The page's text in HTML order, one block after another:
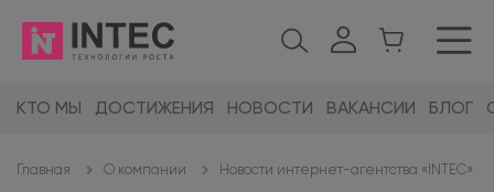
КТО МЫ ДОСТИЖЕНИЯ НОВОСТИ ВАКАНСИИ БЛОГ
Главная О компании Новости интернет-агентства «INTEC»